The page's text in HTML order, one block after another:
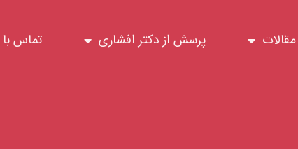
مقالات پرسش از دکتر افشاری تماس با